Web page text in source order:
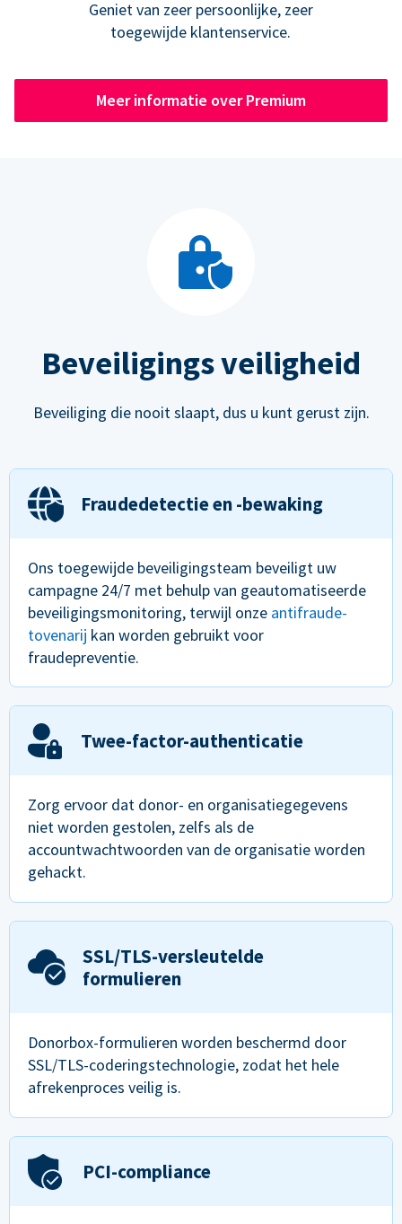
Geniet van zeer persoonlijke, zeer
toegewijde klantenservice.
Meer informatie over Premium
Beveiligings veiligheid
Beveiliging die nooit slaapt, dus u kunt gerust zijn.
Fraudedetectie en -bewaking
Ons toegewijde beveiligingsteam beveiligt uw
campagne 24/7 met behulp van geautomatiseerde
beveiligingsmonitoring, terwijl onze antifraude-
tovenarij kan worden gebruikt voor
fraudepreventie.
Twee-factor-authenticatie
Zorg ervoor dat donor- en organisatiegegevens
niet worden gestolen, zelfs als de
accountwachtwoorden van de organisatie worden
gehackt.
SSL/TLS-versleutelde
formulieren
Donorbox-formulieren worden beschermd door
SSL/TLS-coderingstechnologie, zodat het hele
afrekenproces veilig is.
PCI-compliance